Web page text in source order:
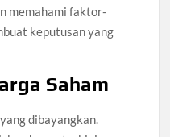
memahami faktor-
keputusan yang
Saham
dibayangkan.